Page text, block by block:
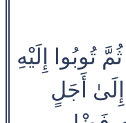
تُوبُوا إِلَيْهِ
أَجَلٍ